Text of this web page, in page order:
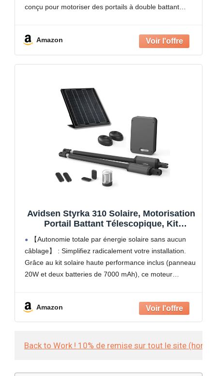
conçu pour motoriser des portails à double battant
Amazon
Avidsen Styrka 310 Solaire, Motorisation
Portail Battant Télescopique, Kit
Automatisme Solaire Complet, 5m et
300kg, Sans Fil, 4 Télécommandes,
Économie d'Énergie, Installation DIY, Gris
【Autonomie totale par énergie solaire sans aucun
câblage】 : Simplifiez radicalement votre installation.
Grâce au kit solaire haute performance inclus (panneau
20W et deux batteries de 7000 mAh), ce moteur
Amazon
Back to Work ! 10% de remise sur tout le site (hors